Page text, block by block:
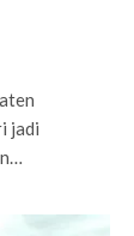
jadi